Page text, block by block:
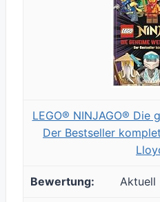
LEGO® NINJAGO® Die
Der Bestseller
Aktuell